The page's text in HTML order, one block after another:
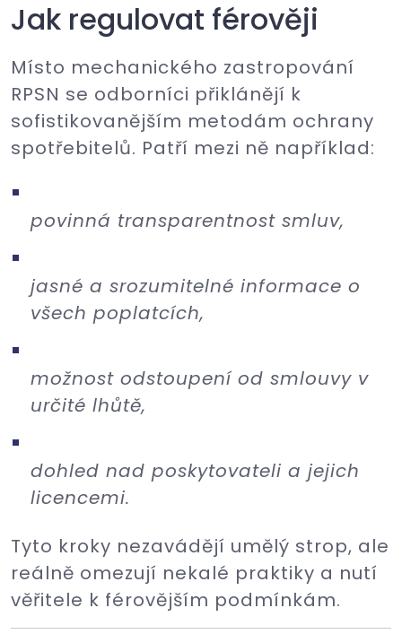
Jak regulovat férověji
Místo mechanického zastropování
RPSN se odborníci přiklánějí k
sofistikovanějším metodám ochrany
spotřebitelů. Patří mezi ně například:
povinná transparentnost smluv,
jasné a srozumitelné informace o
všech poplatcích,
možnost odstoupení od smlouvy v
určité lhůtě,
dohled nad poskytovateli a jejich
licencemi.
Tyto kroky nezavádějí umělý strop, ale
reálně omezují nekalé praktiky a nutí
věřitele k férovějším podmínkám.